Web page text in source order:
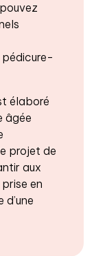
élaboré
âgée
projet de
aux
en